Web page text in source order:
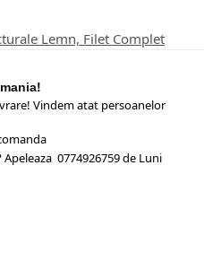
Lemn, Filet Complet
Vindem atat persoanelor
0774926759 de Luni